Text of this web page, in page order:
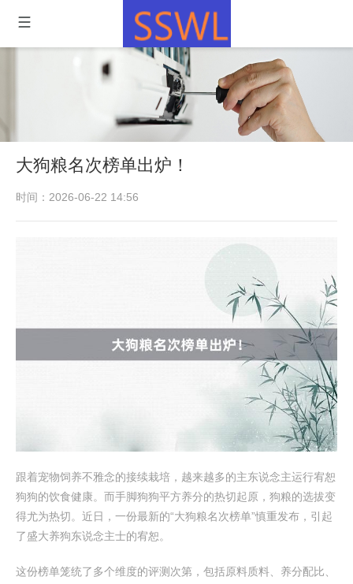
大狗粮名次榜单出炉！
时间：2026-06-22 14:56
跟着宠物饲养不雅念的接续栽培，越来越多的主东说念主运行宥恕
狗狗的饮食健康。而手脚狗狗平方养分的热切起原，狗粮的选拔变
得尤为热切。近日，一份最新的“大狗粮名次榜单”慎重发布，引起
了盛大养狗东说念主士的宥恕。
这份榜单笼统了多个维度的评测次第，包括原料质料、养分配比、